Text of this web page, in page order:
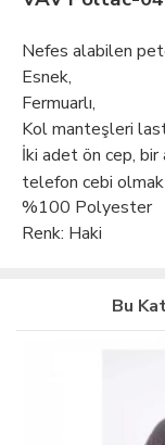
Nefes alabilen
Esnek,
Fermuarlı,
Kol manteşleri
İki adet ön cep,
telefon cebi
%100 Polyester
Renk: Haki
Bu